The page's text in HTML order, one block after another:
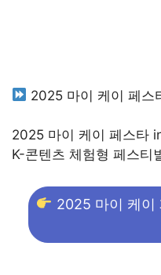
2025 마이 케이 페스
2025 마이 케이 페스타
K-콘텐츠 체험형 페스티
2025 마이 케이